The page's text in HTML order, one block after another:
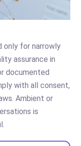
only for narrowly
assurance in
documented
with all consent,
Ambient or
is